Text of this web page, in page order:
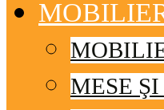
MESE